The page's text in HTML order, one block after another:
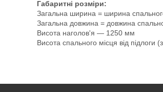
Габаритні розміри:
Загальна ширина = ширина
Загальна довжина = довжина
Висота наголов'я — 1250 мм
Висота спального місця від